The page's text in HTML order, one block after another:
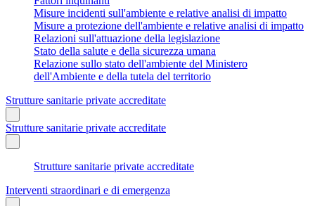
Misure incidenti sull'ambiente e relative analisi di impatto
Misure a protezione dell'ambiente e relative analisi di impatto
Relazioni sull'attuazione della legislazione
Stato della salute e della sicurezza umana
Relazione sullo stato dell'ambiente del Ministero
dell'Ambiente e della tutela del territorio
Strutture sanitarie private accreditate
Strutture sanitarie private accreditate
Strutture sanitarie private accreditate
Interventi straordinari e di emergenza